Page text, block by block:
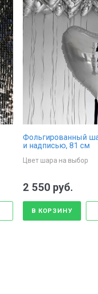
Фольгированный
и надписью, 81 см
Цвет шара на выбор
2 550 руб.
В КОРЗИНУ